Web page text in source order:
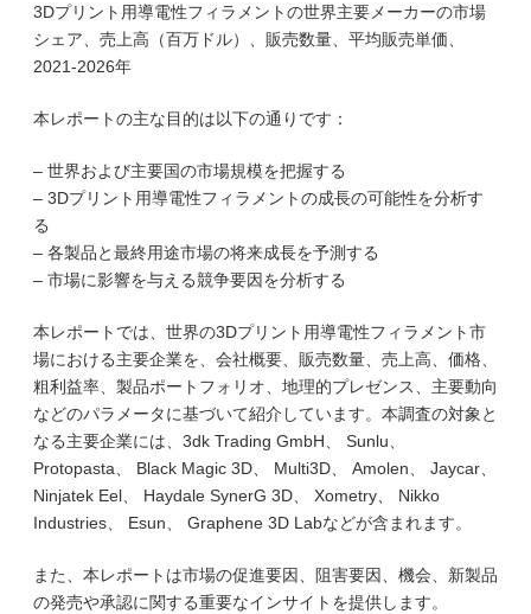
3Dプリント用導電性フィラメントの世界主要メーカーの市場
シェア、売上高（百万ドル）、販売数量、平均販売単価、
2021-2026年
本レポートの主な目的は以下の通りです：
– 世界および主要国の市場規模を把握する
– 3Dプリント用導電性フィラメントの成長の可能性を分析す
る
– 各製品と最終用途市場の将来成長を予測する
– 市場に影響を与える競争要因を分析する
本レポートでは、世界の3Dプリント用導電性フィラメント市
場における主要企業を、会社概要、販売数量、売上高、価格、
粗利益率、製品ポートフォリオ、地理的プレゼンス、主要動向
などのパラメータに基づいて紹介しています。本調査の対象と
なる主要企業には、3dk Trading GmbH、 Sunlu、
Protopasta、 Black Magic 3D、 Multi3D、 Amolen、 Jaycar、
Ninjatek Eel、 Haydale SynerG 3D、 Xometry、 Nikko
Industries、 Esun、 Graphene 3D Labなどが含まれます。
また、本レポートは市場の促進要因、阻害要因、機会、新製品
の発売や承認に関する重要なインサイトを提供します。